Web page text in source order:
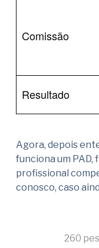
Comissão
Resultado
Agora, depois
funciona um
profissional
conosco, caso
260